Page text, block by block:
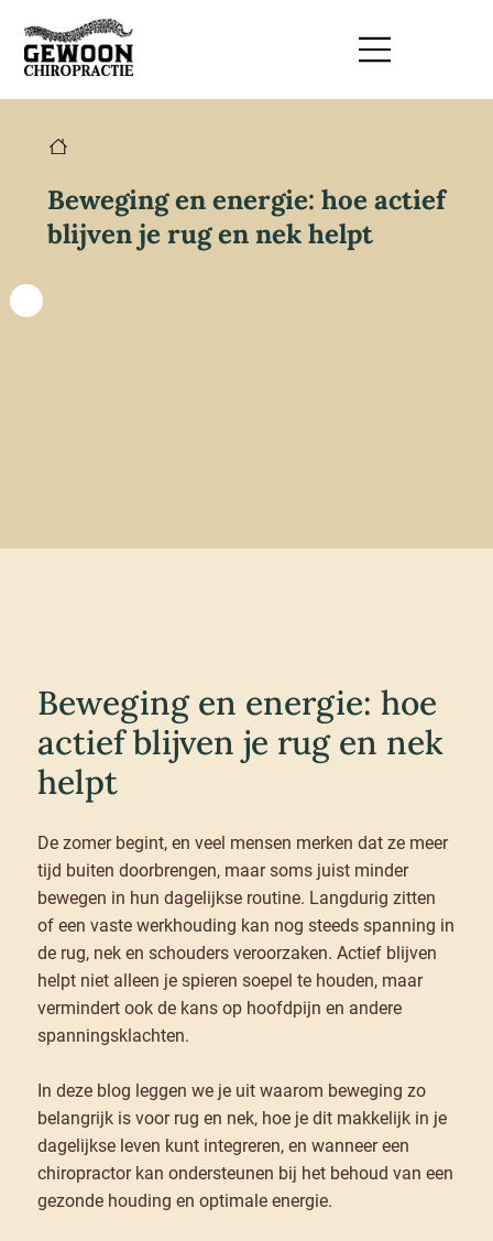
Beweging en energie: hoe actief
blijven je rug en nek helpt
Beweging en energie: hoe
actief blijven je rug en nek
helpt
De zomer begint, en veel mensen merken dat ze meer
tijd buiten doorbrengen, maar soms juist minder
bewegen in hun dagelijkse routine. Langdurig zitten
of een vaste werkhouding kan nog steeds spanning in
de rug, nek en schouders veroorzaken. Actief blijven
helpt niet alleen je spieren soepel te houden, maar
vermindert ook de kans op hoofdpijn en andere
spanningsklachten.
In deze blog leggen we je uit waarom beweging zo
belangrijk is voor rug en nek, hoe je dit makkelijk in je
dagelijkse leven kunt integreren, en wanneer een
chiropractor kan ondersteunen bij het behoud van een
gezonde houding en optimale energie.